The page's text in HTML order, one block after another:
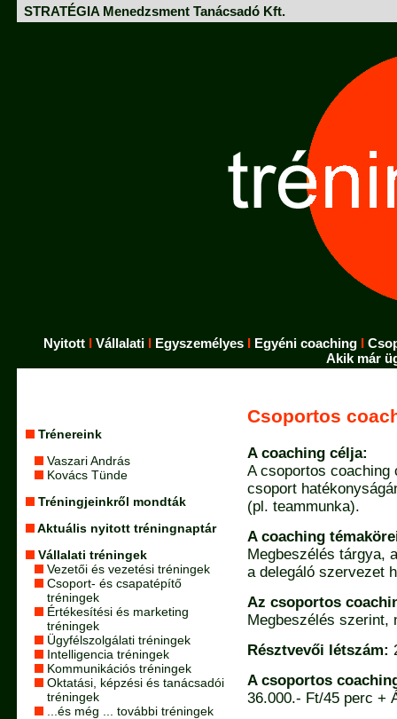
STRATÉGIA Menedzsment Tanácsadó Kft.
NyitottI Vállalati I Egyszemélyes I Egyéni coaching I
Akik már
Trénereink
Vaszari András
Kovács Tünde
Tréningjeinkről mondták
Aktuális nyitott tréningnaptár
Vállalati tréningek
Vezetői és vezetési tréningek
Csoport- és csapatépítő
tréningek
Értékesítési és marketing
tréningek
Ügyfélszolgálati tréningek
Intelligencia tréningek
Kommunikációs tréningek
Oktatási, képzési és tanácsadói
tréningek
...és még ... további tréningek
Csoportos
A coaching célja:
A csoportos
csoport
(pl. teammunka).
A coaching
Megbeszélés tárgya,
a delegáló szervezet
Az csoportos
Megbeszélés szerint,
Résztvevői létszám:
A csoportos
36.000.- Ft/45 perc +